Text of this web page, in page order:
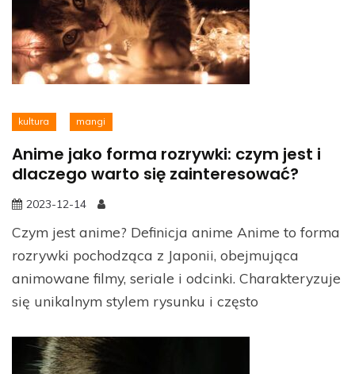
kultura mangi
Anime jako forma rozrywki: czym jest i
dlaczego warto się zainteresować?
2023-12-14
Czym jest anime? Definicja anime Anime to forma
rozrywki pochodząca z Japonii, obejmująca
animowane filmy, seriale i odcinki. Charakteryzuje
się unikalnym stylem rysunku i często